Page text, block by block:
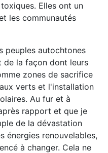
Elles ont un
les communautés
peuples autochtones
de la façon dont leurs
zones de sacrifice
verts et l'installation
Au fur et à
rapport et que je
de la dévastation
énergies renouvelables,
à changer. Cela ne